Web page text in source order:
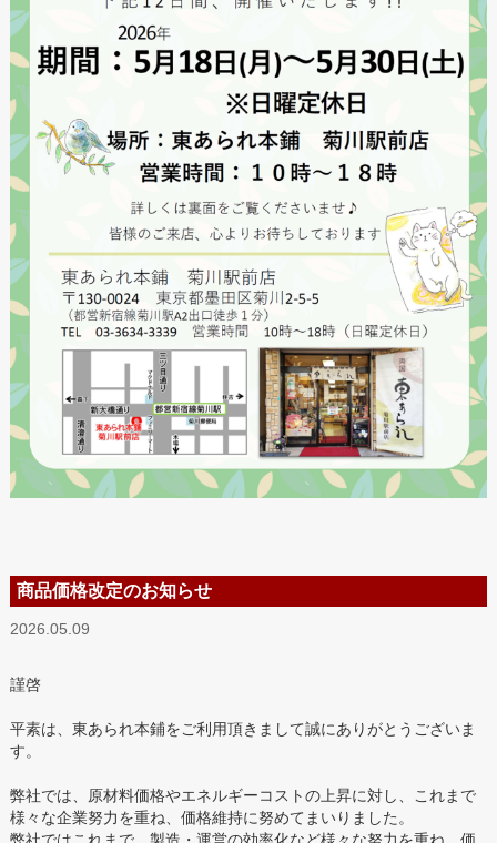
商品価格改定のお知らせ
2026.05.09
謹啓
平素は、東あられ本鋪をご利用頂きまして誠にありがとうございま
す。
弊社では、原材料価格やエネルギーコストの上昇に対し、これまで
様々な企業努力を重ね、価格維持に努めてまいりました。